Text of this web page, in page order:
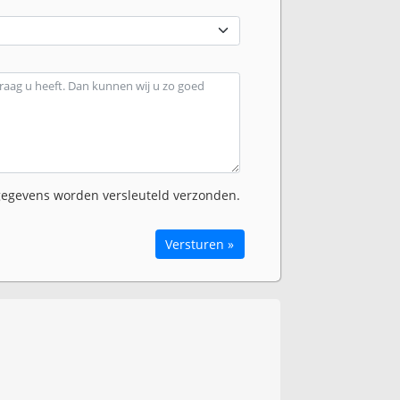
worden versleuteld verzonden.
Versturen »